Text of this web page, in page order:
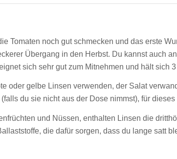
Tomaten noch gut schmecken und das erste
Übergang in den Herbst. Du kannst auch
sich sehr gut zum Mitnehmen und hält sich
oder gelbe Linsen verwenden, der Salat
du sie nicht aus der Dose nimmst), für dieses
und Nüssen, enthalten Linsen die
die dafür sorgen, dass du lange satt